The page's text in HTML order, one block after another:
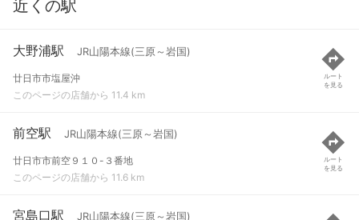
近くの駅
大野浦駅 JR山陽本線(三原～岩国)
廿日市市塩屋沖
このページの店舗から 11.4 km
ルート
を見る
前空駅 JR山陽本線(三原～岩国)
廿日市市前空９１０-３番地
このページの店舗から 11.6 km
ルート
を見る
宮島口駅 JR山陽本線(三原～岩国)